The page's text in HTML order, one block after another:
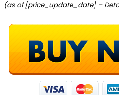
(as of [price_update_date] –